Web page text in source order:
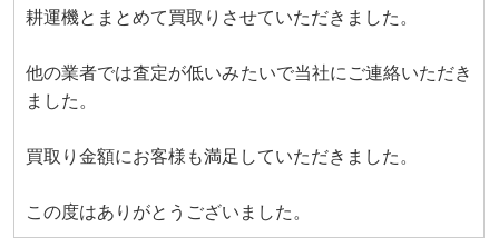
耕運機とまとめて買取りさせていただきました。
他の業者では査定が低いみたいで当社にご連絡いただき
ました。
買取り金額にお客様も満足していただきました。
この度はありがとうございました。